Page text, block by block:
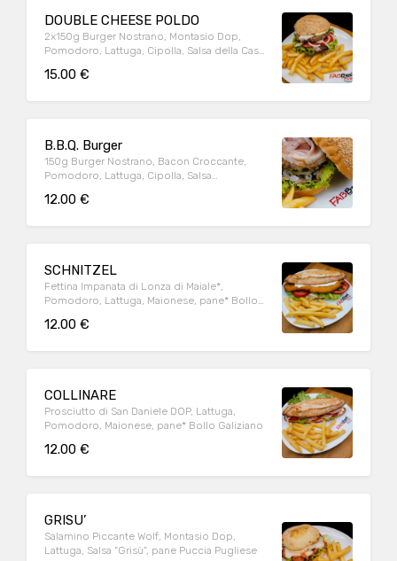
DOUBLE CHEESE POLDO
2x150g Burger Nostrano, Montasio Dop,
Pomodoro, Lattuga, Cipolla, Salsa della Casa,
15.00 €
B.B.Q. Burger
150g Burger Nostrano, Bacon Croccante,
Pomodoro, Lattuga, Cipolla, Salsa
12.00 €
SCHNITZEL
Fettina Impanata di Lonza di Maiale*,
Pomodoro, Lattuga, Maionese, pane* Bollo
12.00 €
COLLINARE
Prosciutto di San Daniele DOP, Lattuga,
Pomodoro, Maionese, pane* Bollo Galiziano
12.00 €
GRISU’
Salamino Piccante Wolf, Montasio Dop,
Lattuga, Salsa “Grisù”, pane Puccia Pugliese